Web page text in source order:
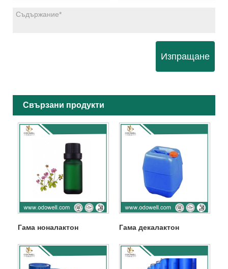
Изпращане
Свързани продукти
Гама ноналактон Гама декалактон